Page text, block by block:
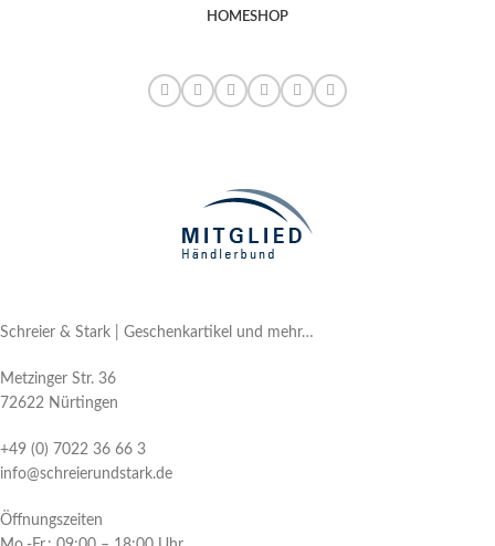
HOMESHOP
Schreier & Stark | Geschenkartikel und mehr…
Metzinger Str. 36
72622 Nürtingen
+49 (0) 7022 36 66 3
info@schreierundstark.de
Öffnungszeiten